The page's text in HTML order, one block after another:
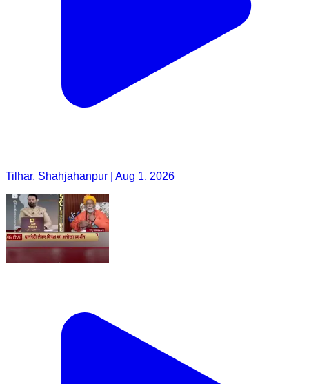
Tilhar, Shahjahanpur | Aug 1, 2026